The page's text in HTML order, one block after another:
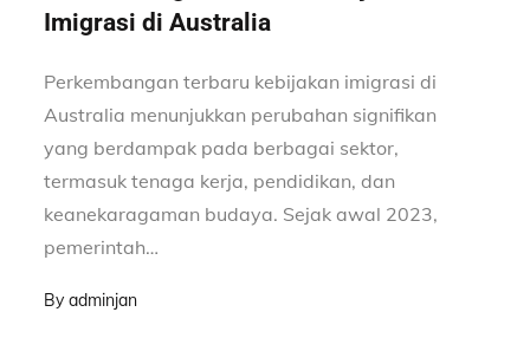
Imigrasi di Australia
Perkembangan terbaru kebijakan imigrasi di
Australia menunjukkan perubahan signifikan
yang berdampak pada berbagai sektor,
termasuk tenaga kerja, pendidikan, dan
keanekaragaman budaya. Sejak awal 2023,
pemerintah…
Byadminjan